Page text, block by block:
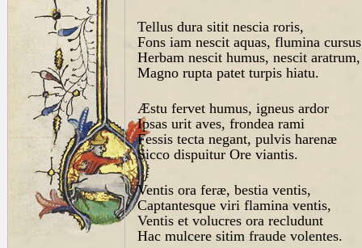
Tellus dura sitit nescia roris,
Fons iam nescit aquas, flumina
Herbam nescit humus, nescit aratrum,
Magno rupta patet turpis hiatu.
Æstu fervet humus, igneus ardor
Ipsas urit aves, frondea rami
Fessis tecta negant, pulvis harenæ
Sicco dispuitur Ore viantis.
Ventis ora feræ, bestia ventis,
Captantesque viri flamina ventis,
Ventis et volucres ora recludunt
Hac mulcere sitim fraude volentes.